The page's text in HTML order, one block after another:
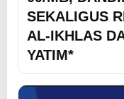
SEKALIGUS
AL-IKHLAS
YATIM*